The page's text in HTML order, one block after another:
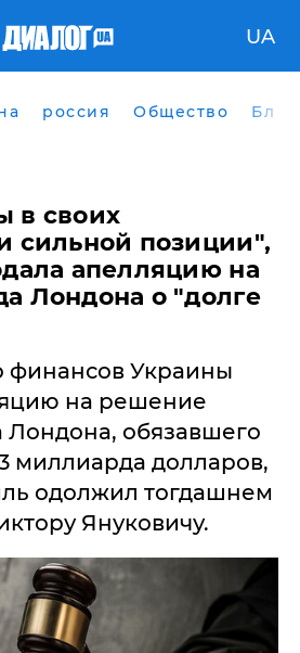
UA
россия Общество
в своих
сильной позиции",
апелляцию на
Лондона о "долге
финансов Украины
на решение
Лондона, обязавшего
миллиарда долларов,
одолжил тогдашнем
Януковичу.